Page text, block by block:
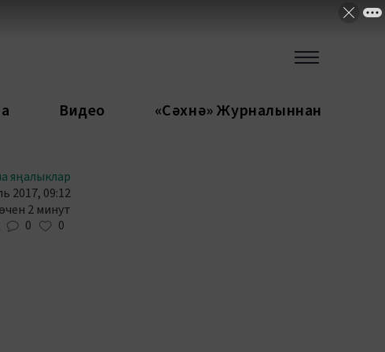
Видео «Сәхнә» Журналыннан
яңалыклар
2017, 09:12
2 минут
0 0